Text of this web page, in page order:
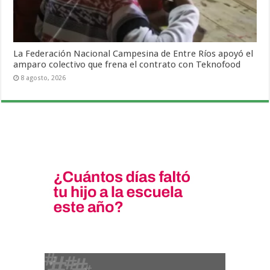
La Federación Nacional Campesina de Entre Ríos apoyó el
amparo colectivo que frena el contrato con Teknofood
8 agosto, 2026